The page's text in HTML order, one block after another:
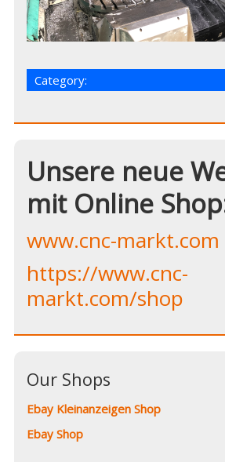
Category:
Unsere neue
mit Online
www.cnc-markt.com
https://www.cnc-
markt.com/shop
Our Shops
Ebay Kleinanzeigen Shop
Ebay Shop